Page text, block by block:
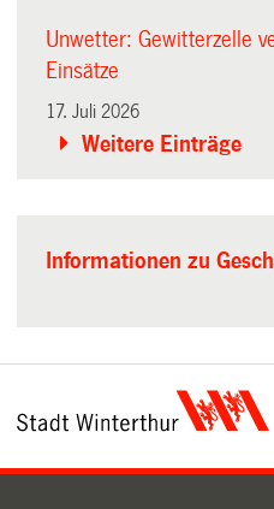
Unwetter: Gewitterzelle
Einsätze
17. Juli 2026
Weitere Einträge
Informationen zu